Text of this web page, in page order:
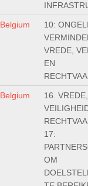
Belgium
10:
VREDE,
EN
Belgium
16. VREDE,
17:
OM